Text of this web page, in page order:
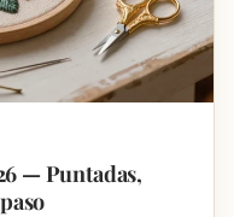
— Puntadas,